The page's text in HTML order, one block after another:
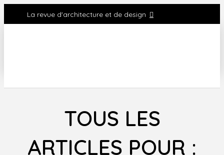
La revue d'architecture et de design
TOUS LES
ARTICLES POUR :